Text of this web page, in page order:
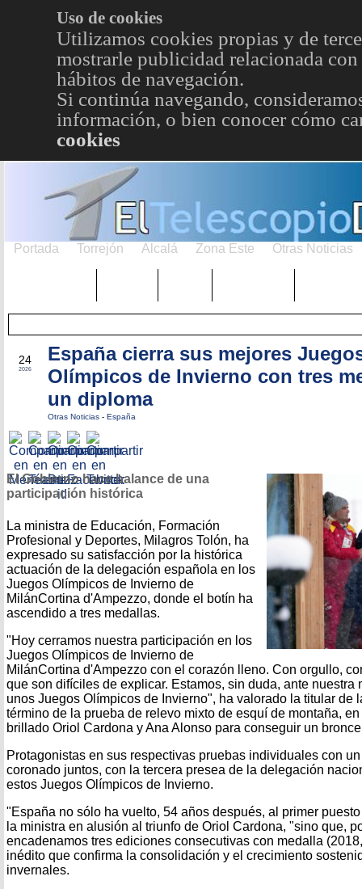
Uso de cookies
Utilizamos cookies propias y de
mostrarle publicidad relacionada
hábitos de navegación.
Si continúa navegando,
información, o bien conocer cómo
cookies
Portada Torrejón Alcalá Zona Este Otras Noticias
24
2026
España cierra sus mejores
Olímpicos de Invierno con tres
un diploma
Otras Noticias - España
El Gobierno hace balance de una
participación histórica
La ministra de Educación, Formación
Profesional y Deportes, Milagros Tolón, ha
expresado su satisfacción por la histórica
actuación de la delegación española en los
Juegos Olímpicos de Invierno de
MilánCortina d'Ampezzo, donde el botín ha
ascendido a tres medallas.
"Hoy cerramos nuestra participación en los
Juegos Olímpicos de Invierno de
MilánCortina d'Ampezzo con el corazón lleno. Con orgullo,
que son difíciles de explicar. Estamos, sin duda, ante nuestra
unos Juegos Olímpicos de Invierno", ha valorado la titular de
término de la prueba de relevo mixto de esquí de montaña,
brillado Oriol Cardona y Ana Alonso para conseguir un
Protagonistas en sus respectivas pruebas individuales con
coronado juntos, con la tercera presea de la delegación
estos Juegos Olímpicos de Invierno.
"España no sólo ha vuelto, 54 años después, al primer
la ministra en alusión al triunfo de Oriol Cardona, "sino que,
encadenamos tres ediciones consecutivas con medalla
inédito que confirma la consolidación y el crecimiento
invernales.